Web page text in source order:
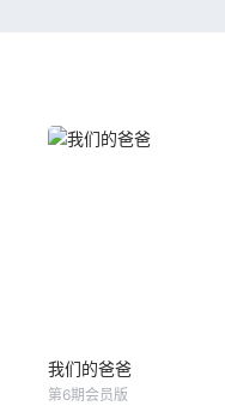
我们的爸爸
我们的爸爸
第6期会员版